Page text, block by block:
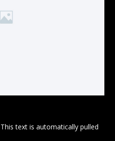
text is automatically pulled